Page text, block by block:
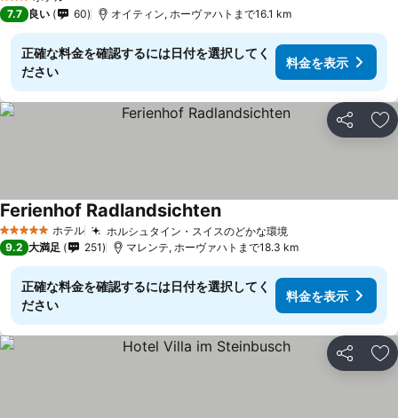
3 ホテルのランク
7.7
良い 60 オイティン, ホーヴァハトまで16.1 km
正確な料金を確認するには日付を選択してく
ださい
料金を表示
シェア お
5 ホテルのランク
ホテル ホルシュタイン・スイスのどかな環境
Ferienhof Radlandsichten
9.2 大満足 251 マレンテ, ホーヴァハトまで18.3 km
正確な料金を確認するには日付を選択してく
ださい
料金を表示
シェア お